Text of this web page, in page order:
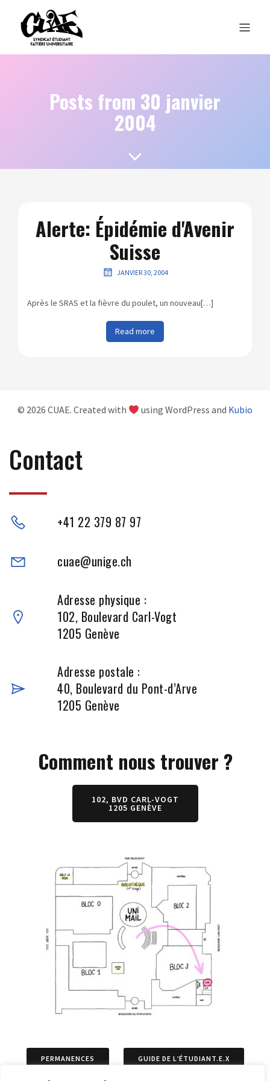
Posts from 30 janvier
2004
Alerte: Épidémie d'Avenir
Suisse
JANVIER 30, 2004
Après le SRAS et la fièvre du poulet, un nouveau[…]
Read more
© 2026 CUAE. Created with using WordPress and Kubio
Contact
+41 22 379 87 97
cuae@unige.ch
Adresse physique :
102, Boulevard Carl-Vogt
1205 Genève
Adresse postale :
40, Boulevard du Pont-d’Arve
1205 Genève
Comment nous trouver ?
102, BVD CARL-VOGT
1205 GENÈVE
PERMANENCES GUIDE DE L’ÉTUDIANT.E.X